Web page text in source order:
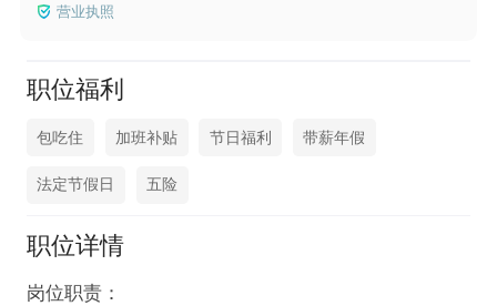
营业执照
职位福利
包吃住 加班补贴 节日福利 带薪年假
法定节假日 五险
职位详情
岗位职责：